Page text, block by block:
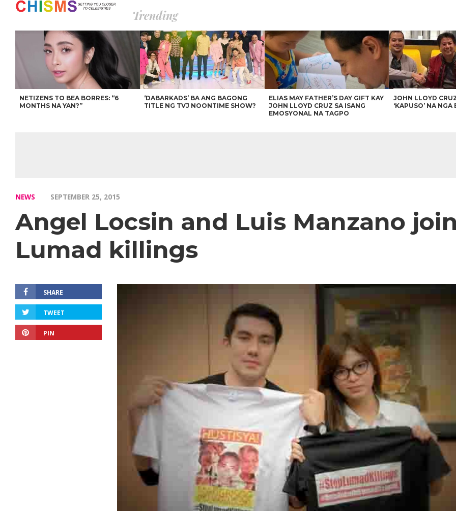
Trending
NETIZENS TO BEA BORRES: “6
MONTHS NA YAN?”
‘DABARKADS’ BA ANG BAGONG
TITLE NG TVJ NOONTIME SHOW?
ELIAS MAY FATHER’S DAY GIFT KAY
JOHN LLOYD CRUZ SA ISANG
EMOSYONAL NA TAGPO
JOHN LLOYD
‘KAPUSO’ NA NGA
NEWS SEPTEMBER 25, 2015
Angel Locsin and Luis Manzano
Lumad killings
SHARE
TWEET
PIN